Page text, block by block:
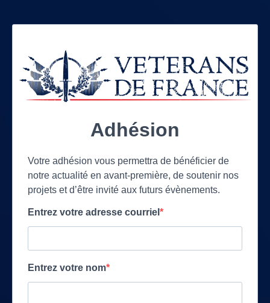
Adhésion
Votre adhésion vous permettra de bénéficier de
notre actualité en avant-première, de soutenir nos
projets et d’être invité aux futurs évènements.
Entrez votre adresse courriel
Entrez votre nom